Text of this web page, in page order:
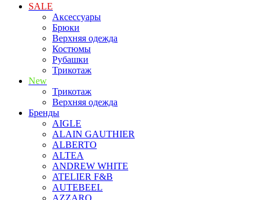
SALE
Аксессуары
Брюки
Верхняя одежда
Костюмы
Рубашки
Трикотаж
New
Трикотаж
Верхняя одежда
Бренды
AIGLE
ALAIN GAUTHIER
ALBERTO
ALTEA
ANDREW WHITE
ATELIER F&B
AUTEBEEL
AZZARO